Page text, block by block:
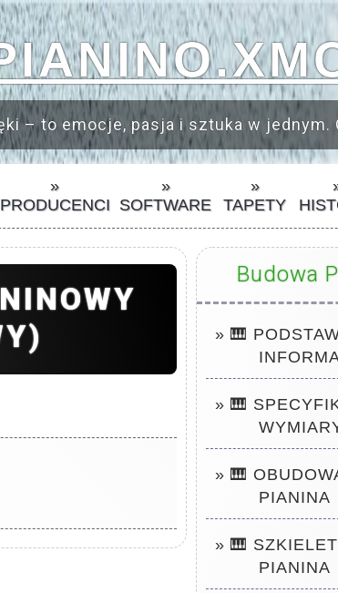
– to emocje, pasja i sztuka w jednym.
»
PRODUCENCI
»
SOFTWARE
»
TAPETY
Budowa
» 🎹
» 🎹
» 🎹
PIANINA
» 🎹 SZKIELET
PIANINA